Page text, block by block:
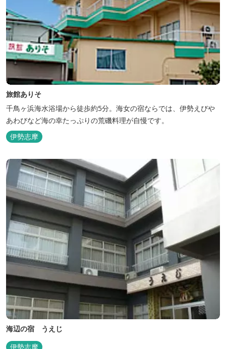
旅館ありそ
千鳥ヶ浜海水浴場から徒歩約5分。海女の宿ならでは、伊勢えびや
あわびなど海の幸たっぷりの荒磯料理が自慢です。
伊勢志摩
海辺の宿 うえじ
伊勢志摩